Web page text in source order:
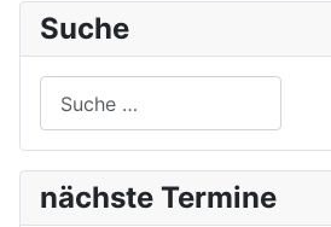
Suche
nächste Termine